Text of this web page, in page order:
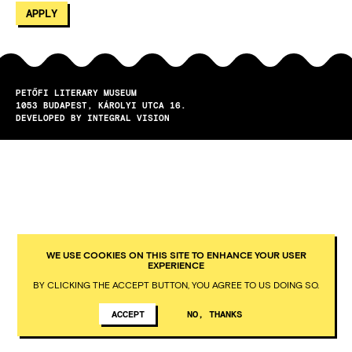
PETŐFI LITERARY MUSEUM
1053
BUDAPEST
KÁROLYI UTCA 16.
DEVELOPED BY INTEGRAL VISION
WE USE COOKIES ON THIS SITE TO ENHANCE YOUR USER
EXPERIENCE
BY CLICKING THE ACCEPT BUTTON, YOU AGREE TO US DOING SO.
ACCEPT NO, THANKS